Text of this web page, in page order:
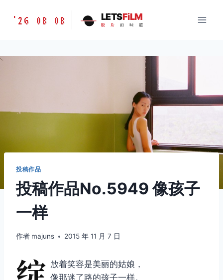
胶
味
'26 08 08 LETSFiLM
胶 片 的 味 道
投稿作品
投稿作品No.5949 像孩子
一样
作者 majuns 2015 年 11 月 7 日
放着笑容是美丽的姑娘，
像那迷了路的孩子一样。